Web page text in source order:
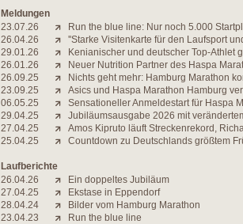
Meldungen
23.07.26
Run the blue line: Nur noch 5.000
26.04.26
''Starke Visitenkarte für den Laufsport
29.01.26
Kenianischer und deutscher Top-Athlet
26.01.26
Neuer Nutrition Partner des Haspa
26.09.25
Nichts geht mehr: Hamburg Marathon
23.09.25
Asics und Haspa Marathon Hamburg
06.05.25
Sensationeller Anmeldestart für Haspa
29.04.25
Jubiläumsausgabe 2026 mit
27.04.25
Amos Kipruto läuft Streckenrekord,
25.04.25
Countdown zu Deutschlands größtem
Laufberichte
26.04.26
Ein doppeltes Jubiläum
27.04.25
Ekstase in Eppendorf
28.04.24
Bilder vom Hamburg Marathon
23.04.23
Run the blue line